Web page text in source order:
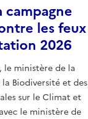
campagne
les feux
2026
le ministère de la
Biodiversité et des
sur le Climat et
le ministère de